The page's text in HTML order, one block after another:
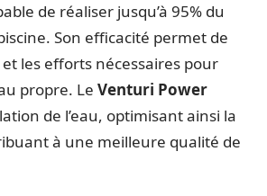
de réaliser jusqu’à 95% du
Son efficacité permet de
les efforts nécessaires pour
propre. Le Venturi Power
de l’eau, optimisant ainsi la
à une meilleure qualité de